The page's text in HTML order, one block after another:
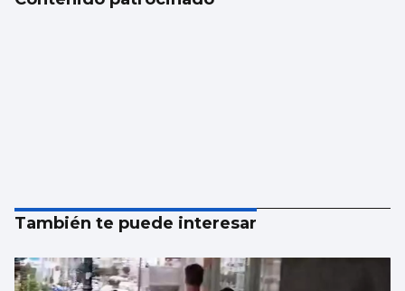
También te puede interesar